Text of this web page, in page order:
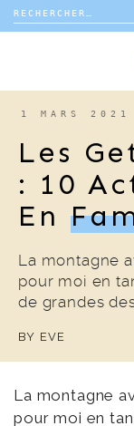
Rechercher :
DÉCO
VOYAGE
COUP DE COEUR
EDITORIAL
1 MARS 2021
Les
: 10
En
La montagne
pour moi en
de grandes
BY EVE
La montagne
pour moi en